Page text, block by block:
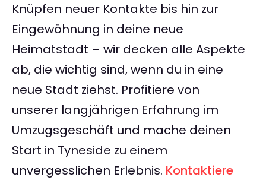
Knüpfen neuer Kontakte bis hin zur
Eingewöhnung in deine neue
Heimatstadt – wir decken alle Aspekte
ab, die wichtig sind, wenn du in eine
neue Stadt ziehst. Profitiere von
unserer langjährigen Erfahrung im
Umzugsgeschäft und mache deinen
Start in Tyneside zu einem
unvergesslichen Erlebnis. Kontaktiere